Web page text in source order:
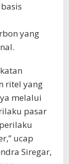
yang
ritel yang
melalui
pasar
ucap
Siregar,